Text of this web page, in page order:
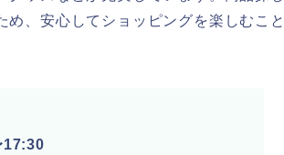
、安心してショッピングを楽しむこと
17:30